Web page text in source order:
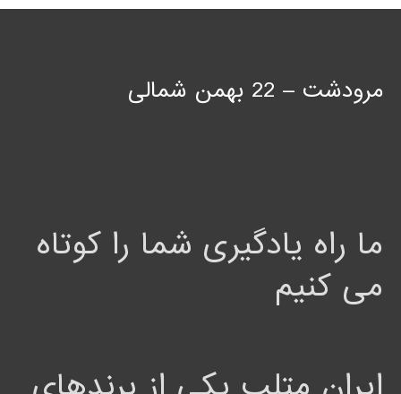
مرودشت – 22 بهمن شمالی
ما راه یادگیری شما را کوتاه
می کنیم